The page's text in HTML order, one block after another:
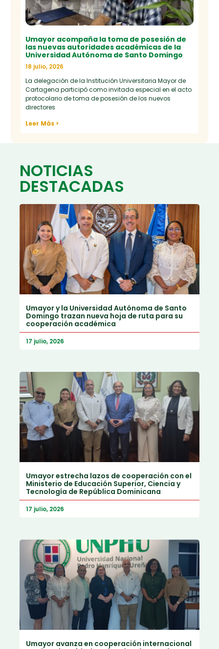
Umayor acompaña la toma de posesión de
las nuevas autoridades académicas de la
Universidad Autónoma de Santo Domingo
18 julio, 2026
La delegación de la Institución Universitaria Mayor de
Cartagena participó como invitada especial en el acto
protocolario de toma de posesión de los nuevos
directores
Leer Más >
NOTICIAS
DESTACADAS
Umayor y la Universidad Autónoma de Santo
Domingo trazan nueva hoja de ruta para su
cooperación académica
17 julio, 2026
Umayor estrecha lazos de cooperación con el
Ministerio de Educación Superior, Ciencia y
Tecnología de República Dominicana
17 julio, 2026
Umayor avanza en cooperación internacional